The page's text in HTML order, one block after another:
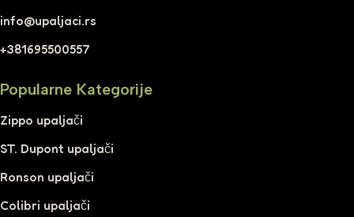
info@upaljaci.rs
+381695500557
Popularne Kategorije
Zippo upaljači
ST. Dupont upaljači
Ronson upaljači
Colibri upaljači